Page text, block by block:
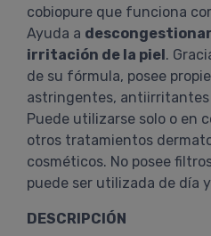
cobiopure que funciona
Ayuda a
irritación de la piel.
de su fórmula, posee
astringentes,
Puede utilizarse solo o en
otros tratamientos
cosméticos. No posee
puede ser utilizada de día
DESCRIPCIÓN